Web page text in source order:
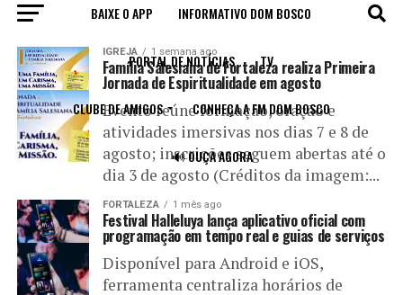
BAIXE O APP INFORMATIVO DOM BOSCO
PORTAL DE NOTÍCIAS TV
CLUBE DE AMIGOS CONHEÇA A FM DOM BOSCO
🔊 OUÇA AGORA
All posts tagged "Evento"
IGREJA 1 semana ago
Família Salesiana de Fortaleza realiza Primeira
Jornada de Espiritualidade em agosto
Evento reúne formação, oração e
atividades imersivas nos dias 7 e 8 de
agosto; inscrições seguem abertas até o
dia 3 de agosto (Créditos da imagem:...
FORTALEZA 1 mês ago
Festival Halleluya lança aplicativo oficial com
programação em tempo real e guias de serviços
Disponível para Android e iOS,
ferramenta centraliza horários de